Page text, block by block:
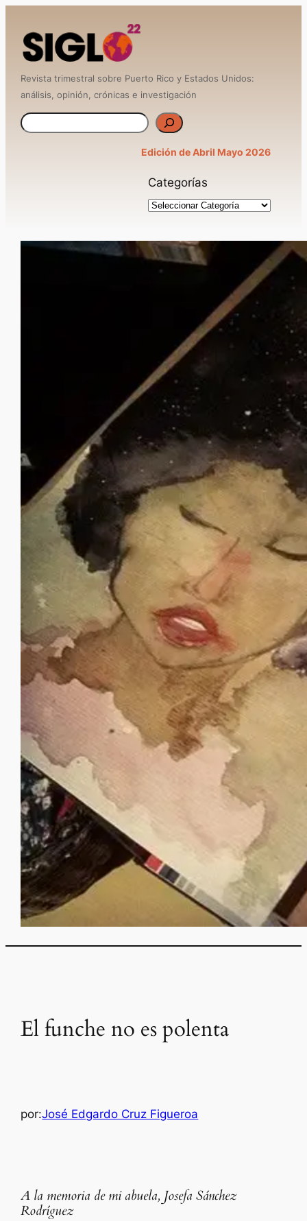
contenido
Revista trimestral sobre Puerto Rico y Estados Unidos:
análisis, opinión, crónicas e investigación
B
Edición de Abril Mayo 2026
Categorías
El funche no es polenta
por:José Edgardo Cruz Figueroa
A la memoria de mi abuela, Josefa Sánchez
Rodríguez